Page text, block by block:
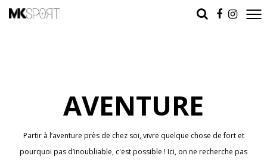
AVENTURE
Partir à l’aventure près de chez soi, vivre quelque chose de fort et
pourquoi pas d’inoubliable, c'est possible ! Ici, on ne recherche pas